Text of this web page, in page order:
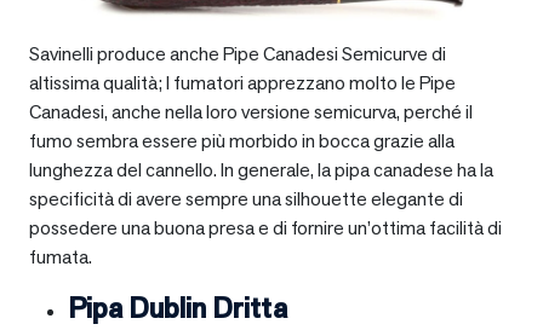
Savinelli produce anche Pipe Canadesi Semicurve di
altissima qualità; I fumatori apprezzano molto le Pipe
Canadesi, anche nella loro versione semicurva, perché il
fumo sembra essere più morbido in bocca grazie alla
lunghezza del cannello. In generale, la pipa canadese ha la
specificità di avere sempre una silhouette elegante di
possedere una buona presa e di fornire un’ottima facilità di
fumata.
Pipa Dublin Dritta